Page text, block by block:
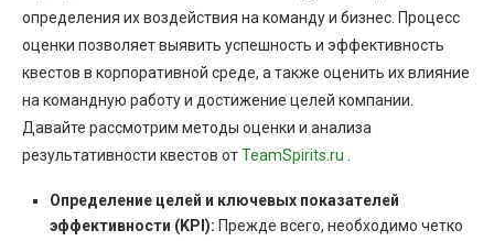
определения их воздействия на команду и бизнес. Процесс
оценки позволяет выявить успешность и эффективность
квестов в корпоративной среде, а также оценить их влияние
на командную работу и достижение целей компании.
Давайте рассмотрим методы оценки и анализа
результативности квестов отTeamSpirits.ru
Определение целей и ключевых показателей
эффективности (KPI): Прежде всего, необходимо четко